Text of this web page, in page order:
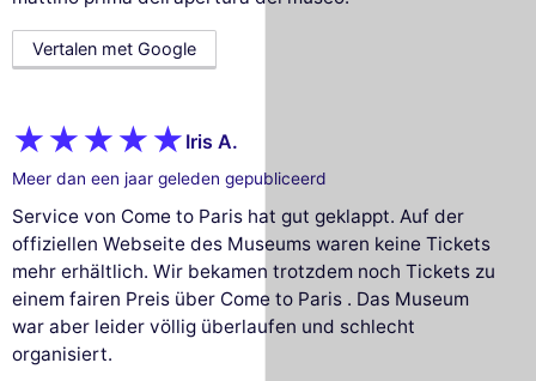
Vertalen met Google
Iris A.
Meer dan een jaar geleden gepubliceerd
Service von Come to Paris hat gut geklappt. Auf der
offiziellen Webseite des Museums waren keine Tickets
mehr erhältlich. Wir bekamen trotzdem noch Tickets zu
einem fairen Preis über Come to Paris . Das Museum
war aber leider völlig überlaufen und schlecht
organisiert.